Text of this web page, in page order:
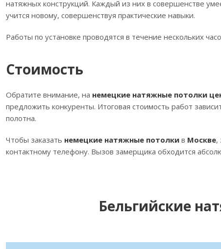
натяжных конструкций. Каждый из них в совершенстве
учится новому, совершенствуя практические навыки.
Работы по установке проводятся в течение нескольких
Стоимость
Обратите внимание, на немецкие натяжные потолки
предложить конкуренты. Итоговая стоимость работ
полотна.
Чтобы заказать немецкие натяжные потолки в Москве,
контактному телефону. Вызов замерщика обходится
Бельгийские